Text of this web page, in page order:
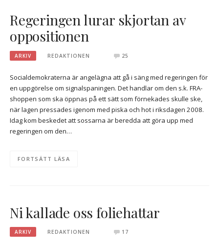
Regeringen lurar skjortan av
oppositionen
ARKIV REDAKTIONEN 25
Socialdemokraterna är angelägna att gå i säng med regeringen för
en uppgörelse om signalspaningen. Det handlar om den s.k. FRA-
shoppen som ska öppnas på ett sätt som förnekades skulle ske,
när lagen pressades igenom med piska och hot i riksdagen 2008.
Idag kom beskedet att sossarna är beredda att göra upp med
regeringen om den…
FORTSÄTT LÄSA
Ni kallade oss foliehattar
ARKIV REDAKTIONEN 17